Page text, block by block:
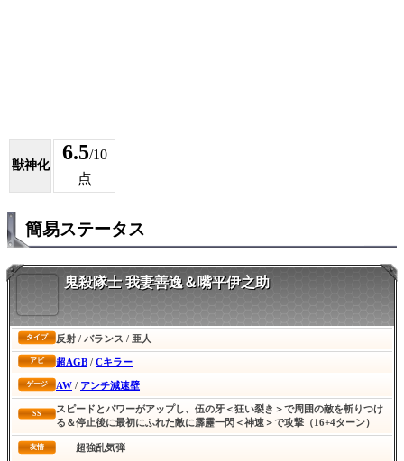
獣神化
6.5/10
点
簡易ステータス
鬼殺隊士 我妻善逸＆嘴平伊之助
タイプ 反射 / バランス / 亜人
アビ 超AGB / Cキラー
ゲージ AW / アンチ減速壁
SS
スピードとパワーがアップし、伍の牙＜狂い裂き＞で周囲の敵を斬りつけ
る＆停止後に最初にふれた敵に霹靂一閃＜神速＞で攻撃（16+4ターン）
友情 超強乱気弾